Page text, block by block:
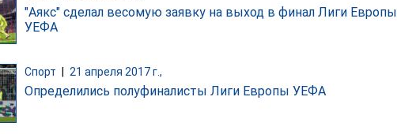
"Аякс" сделал весомую заявку на выход в финал Лиги Европы
УЕФА
Спорт 21 апреля 2017 г.,
Определились полуфиналисты Лиги Европы УЕФА